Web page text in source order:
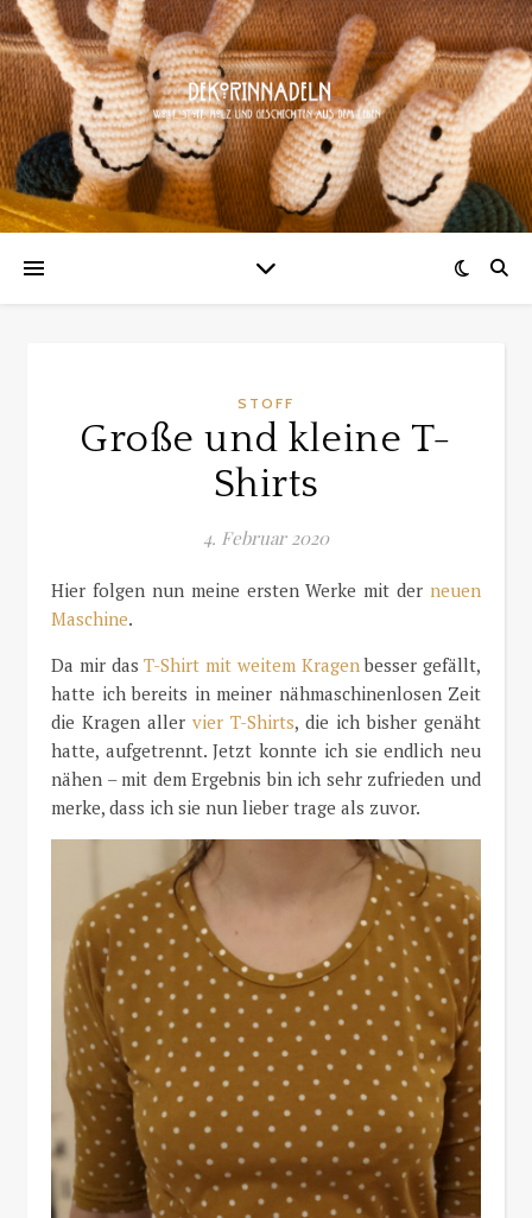
STOFF
Große und kleine T-
Shirts
4. Februar 2020
Hier folgen nun meine ersten Werke mit der neuen
Maschine.
Da mir dasT-Shirt mit weitem Kragenbesser gefällt,
hatte ich bereits in meiner nähmaschinenlosen Zeit
die Kragen aller vier T-Shirts, die ich bisher genäht
hatte, aufgetrennt. Jetzt konnte ich sie endlich neu
nähen – mit dem Ergebnis bin ich sehr zufrieden und
merke, dass ich sie nun lieber trage als zuvor.